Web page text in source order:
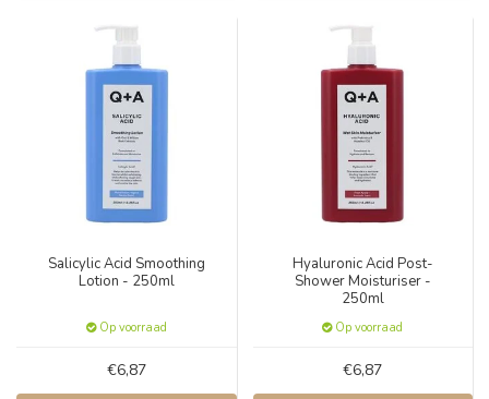
Salicylic Acid Smoothing
Lotion - 250ml
Op voorraad
€6,87
Hyaluronic Acid Post-
Shower Moisturiser -
250ml
Op voorraad
€6,87